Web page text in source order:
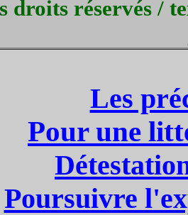
droits réservés /
Les
Pour une
Poursuivre